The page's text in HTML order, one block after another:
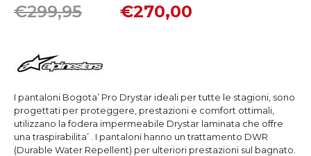
€299,95 €270,00
I pantaloni Bogota’ Pro Drystar ideali per tutte le stagioni, sono
progettati per proteggere, prestazioni e comfort ottimali,
utilizzano la fodera impermeabile Drystar laminata che offre
una traspirabilita’ . I pantaloni hanno un trattamento DWR
(Durable Water Repellent) per ulteriori prestazioni sul bagnato.